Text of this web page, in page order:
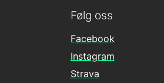
Følg oss
Facebook
Instagram
Strava